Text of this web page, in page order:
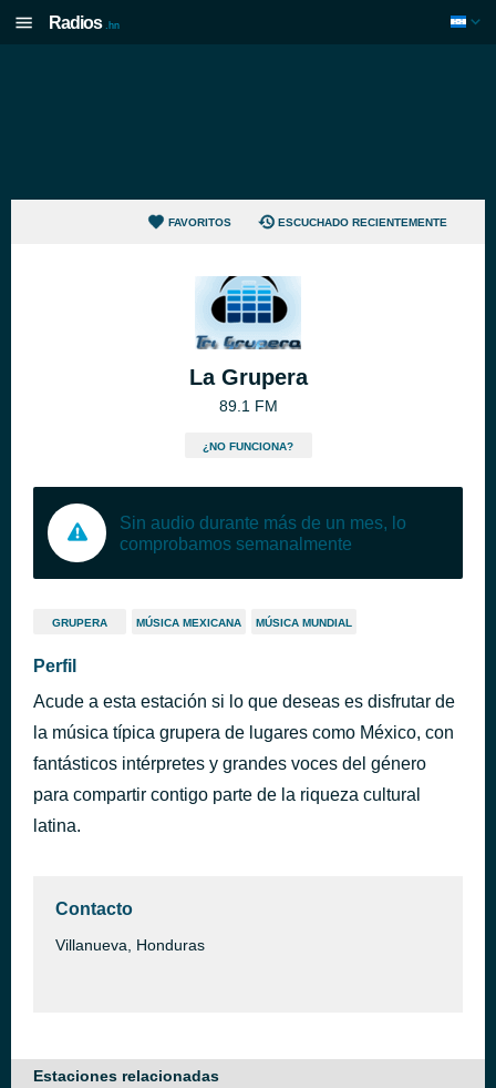
Radios .hn
FAVORITOS ESCUCHADO RECIENTEMENTE
La Grupera
89.1 FM
¿NO FUNCIONA?
Sin audio durante más de un mes, lo
comprobamos semanalmente
GRUPERA MÚSICA MEXICANA MÚSICA MUNDIAL
Perfil
Acude a esta estación si lo que deseas es disfrutar de
la música típica grupera de lugares como México, con
fantásticos intérpretes y grandes voces del género
para compartir contigo parte de la riqueza cultural
latina.
Contacto
Villanueva, Honduras
Estaciones relacionadas